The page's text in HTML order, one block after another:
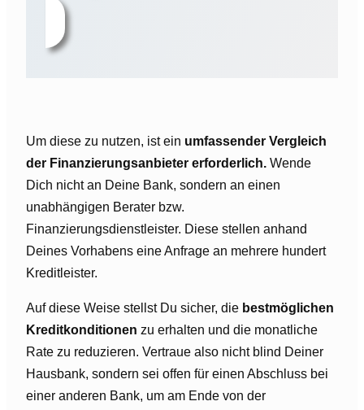
Um diese zu nutzen, ist ein umfassender Vergleich
der Finanzierungsanbieter erforderlich. Wende
Dich nicht an Deine Bank, sondern an einen
unabhängigen Berater bzw.
Finanzierungsdienstleister. Diese stellen anhand
Deines Vorhabens eine Anfrage an mehrere hundert
Kreditleister.
Auf diese Weise stellst Du sicher, die bestmöglichen
Kreditkonditionen zu erhalten und die monatliche
Rate zu reduzieren. Vertraue also nicht blind Deiner
Hausbank, sondern sei offen für einen Abschluss bei
einer anderen Bank, um am Ende von der